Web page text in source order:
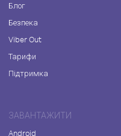
Блог
Безпека
Viber Out
Тарифи
Підтримка
ЗАВАНТАЖИТИ
Android